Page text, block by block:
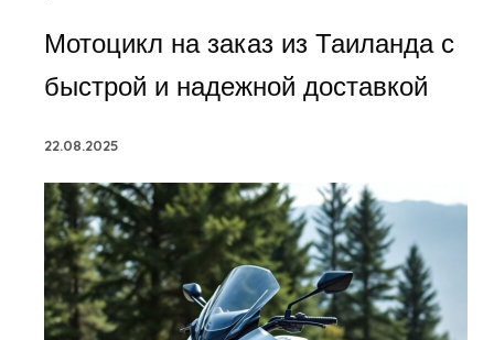
Мотоцикл на заказ из Таиланда с
быстрой и надежной доставкой
22.08.2025